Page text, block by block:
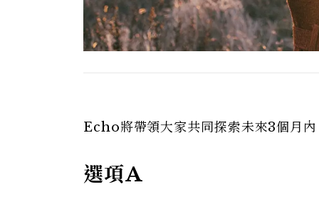
Echo將帶領大家共同探索未來3個月
選項A